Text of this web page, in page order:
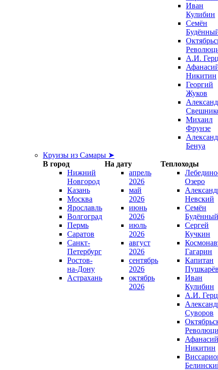
Иван
Кулибин
Семён
А.И.
Никитин
Георгий
Жуков
Михаил
Фрунзе
Бенуа
Круизы из Самары ➤
В город
На дату
Теплоходы
Нижний
Новгород
Казань
Москва
Ярославль
Волгоград
Пермь
Саратов
Санкт-
Петербург
Ростов-
на-Дону
Астрахань
апрель
2026
май
2026
июнь
2026
июль
2026
август
2026
сентябрь
2026
октябрь
2026
Озеро
Невский
Семён
Будённый
Сергей
Кучкин
Гагарин
Капитан
Иван
Кулибин
А.И.
Суворов
Афанасий
Никитин